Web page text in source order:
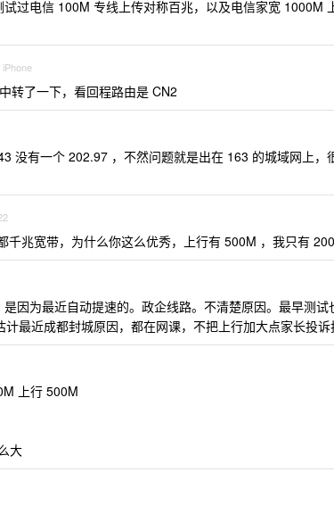
过电信 100M 专线上传对称百兆，以及电信家宽 1000M
转了一下，看回程路由是 CN2
没有一个 202.97 ，不然问题就是出在 163 的城域网上，
千兆宽带，为什么你这么优秀，上行有 500M ，我只有
因为最近自动提速的。政企线路。不清楚原因。最早测
最近成都封城原因，都在网课，不把上行加大点家长投诉
上行 500M
大